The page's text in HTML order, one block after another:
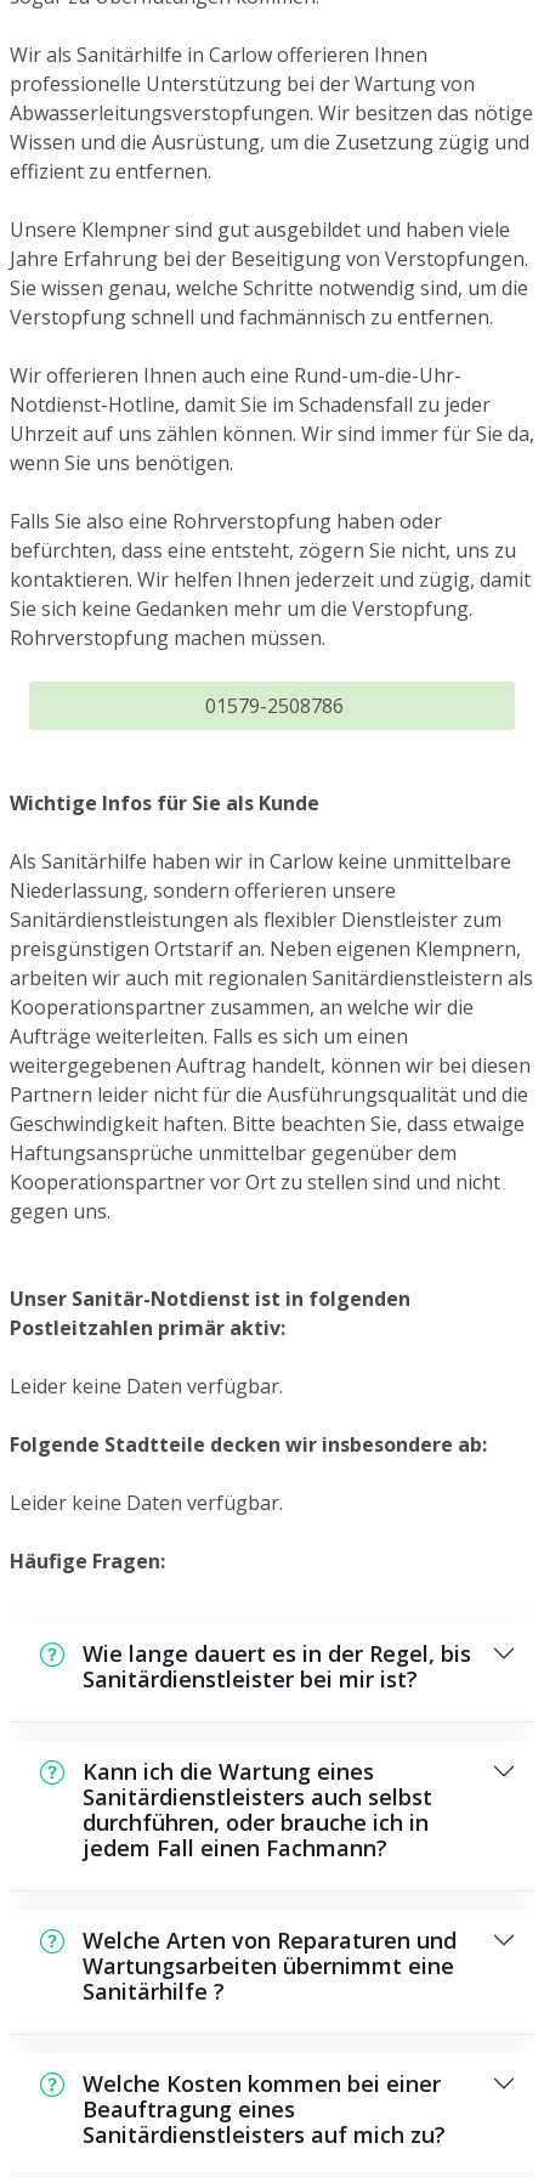
Wir als Sanitärhilfe in Carlow offerieren Ihnen
professionelle Unterstützung bei der Wartung von
Abwasserleitungsverstopfungen. Wir besitzen das nötige
Wissen und die Ausrüstung, um die Zusetzung zügig und
effizient zu entfernen.
Unsere Klempner sind gut ausgebildet und haben viele
Jahre Erfahrung bei der Beseitigung von Verstopfungen.
Sie wissen genau, welche Schritte notwendig sind, um die
Verstopfung schnell und fachmännisch zu entfernen.
Wir offerieren Ihnen auch eine Rund-um-die-Uhr-
Notdienst-Hotline, damit Sie im Schadensfall zu jeder
Uhrzeit auf uns zählen können. Wir sind immer für Sie da,
wenn Sie uns benötigen.
Falls Sie also eine Rohrverstopfung haben oder
befürchten, dass eine entsteht, zögern Sie nicht, uns zu
kontaktieren. Wir helfen Ihnen jederzeit und zügig, damit
Sie sich keine Gedanken mehr um die Verstopfung.
Rohrverstopfung machen müssen.
01579-2508786
Wichtige Infos für Sie als Kunde
Als Sanitärhilfe haben wir in Carlow keine unmittelbare
Niederlassung, sondern offerieren unsere
Sanitärdienstleistungen als flexibler Dienstleister zum
preisgünstigen Ortstarif an. Neben eigenen Klempnern,
arbeiten wir auch mit regionalen Sanitärdienstleistern als
Kooperationspartner zusammen, an welche wir die
Aufträge weiterleiten. Falls es sich um einen
weitergegebenen Auftrag handelt, können wir bei diesen
Partnern leider nicht für die Ausführungsqualität und die
Geschwindigkeit haften. Bitte beachten Sie, dass etwaige
Haftungsansprüche unmittelbar gegenüber dem
Kooperationspartner vor Ort zu stellen sind und nicht
gegen uns.
Unser Sanitär-Notdienst ist in folgenden
Postleitzahlen primär aktiv:
Leider keine Daten verfügbar.
Folgende Stadtteile decken wir insbesondere ab:
Leider keine Daten verfügbar.
Häufige Fragen:
Wie lange dauert es in der Regel, bis
Sanitärdienstleister bei mir ist?
kurzen Zeitraum an der Schadensstelle sein.
Das hängt unter anderem von der
Auftragslage zu dem Zeitraum ab sowie von
der Verkehrslage und der örtlichen
Kann ich die Wartung eines
Sanitärdienstleisters auch selbst
durchführen, oder brauche ich in
jedem Fall einen Fachmann?
Wartungsarbeiten, die Sie eigenständig
ausführen können, zum Beispiel die
Anwendung von Rohrreinigungsmitteln aus
Verwendung von spezialisiertem Werkzeug
oder umfangreichem Fachwissen benötigen,
besser Fachmännern zu überlassen. Ein
Welche Arten von Reparaturen und
Wartungsarbeiten übernimmt eine
Sanitärhilfe ?
Vielzahl von Reparaturen und
Reinigungsarbeiten, darunter das
Installieren und Reparieren von
Welche Kosten kommen bei einer
Beauftragung eines
Sanitärdienstleisters auf mich zu?